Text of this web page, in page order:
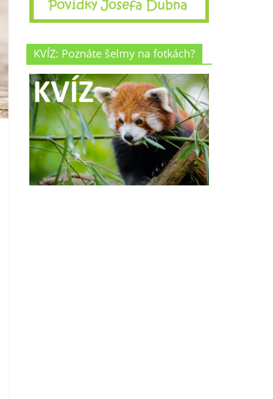
KVÍZ: Poznáte šelmy na fotkách?